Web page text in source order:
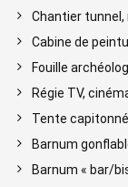
Chantier
Cabine de
Fouille
Régie TV,
Tente
Barnum
Barnum « bar/